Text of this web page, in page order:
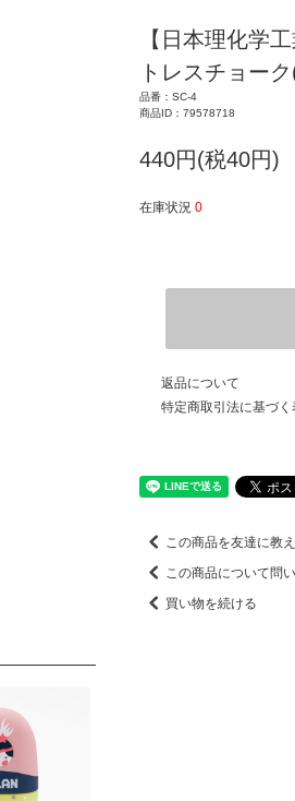
【日本理化学
トレスチョー
品番：SC-4
商品ID：79578718
440円(税40円)
在庫状況 0
返品について
特定商取引法に基づく
この商品を友達に教
この商品について問
買い物を続ける